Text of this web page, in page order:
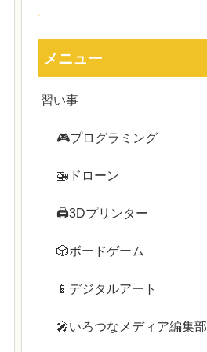
メニュー
習い事
🎮プログラミング
🚁ドローン
🖨3Dプリンター
🎲ボードゲーム
📱デジタルアート
🎤いろつなメディア編集部